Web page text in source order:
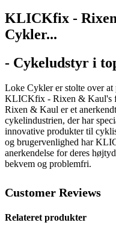
KLICKfix -
Cykler...
- Cykeludstyr i
Loke Cykler er stolte over at
KLICKfix - Rixen & Kaul's
Rixen & Kaul er et
cykelindustrien, der har
innovative produkter til
og brugervenlighed har
anerkendelse for deres
bekvem og problemfri.
Customer Reviews
Relateret produkter